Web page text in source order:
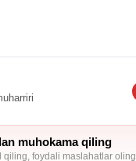
muhokama qiling
qiling, foydali maslahatlar oling